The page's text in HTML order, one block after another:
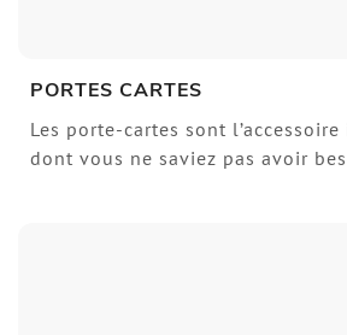
PORTES CARTES
Les porte-cartes sont
dont vous ne saviez pas avoir